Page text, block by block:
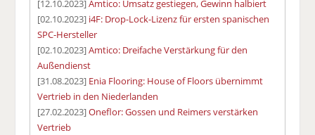
[12.10.2023]Amtico: Umsatz gestiegen, Gewinn halbiert
[02.10.2023] i4F: Drop-Lock-Lizenz für ersten spanischen
SPC-Hersteller
[02.10.2023]Amtico: Dreifache Verstärkung für den
Außendienst
[31.08.2023] Enia Flooring: House of Floors übernimmt
Vertrieb in den Niederlanden
[27.02.2023]Oneflor: Gossen und Reimers verstärken
Vertrieb